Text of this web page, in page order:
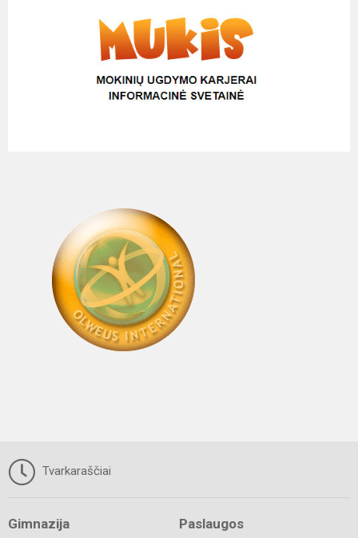
Tvarkaraščiai
Gimnazija Paslaugos